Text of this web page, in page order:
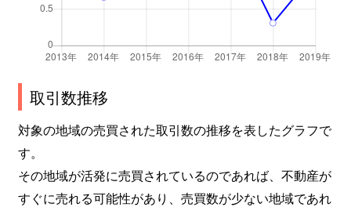
取引数推移
対象の地域の売買された取引数の推移を表したグラフで
す。
その地域が活発に売買されているのであれば、不動産が
すぐに売れる可能性があり、売買数が少ない地域であれ